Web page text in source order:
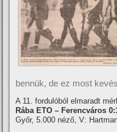
bennük, de ez most
A 11. fordulóból elmaradt
Rába ETO – Ferencváros
Győr, 5.000 néző, V: